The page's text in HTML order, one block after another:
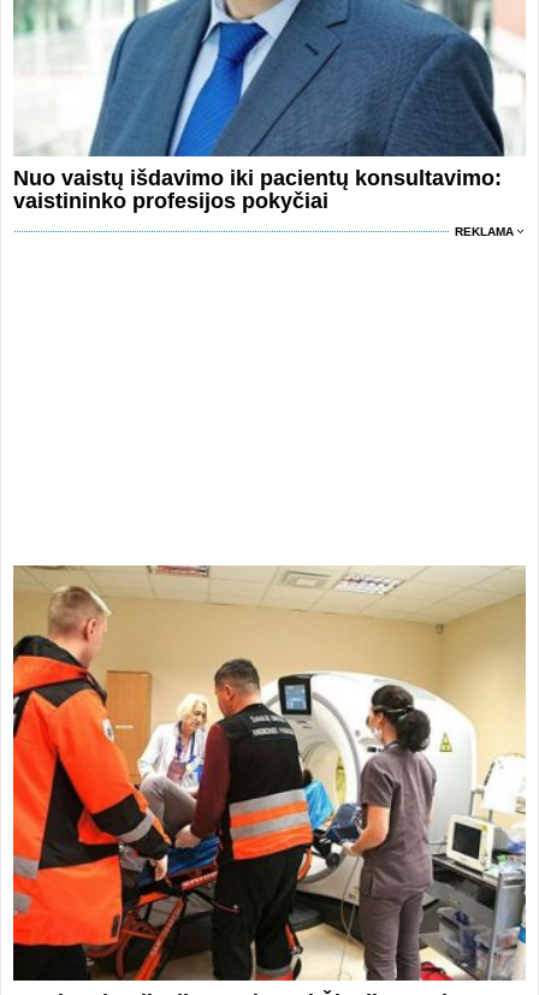
Nuo vaistų išdavimo iki pacientų konsultavimo:
vaistininko profesijos pokyčiai
REKLAMA